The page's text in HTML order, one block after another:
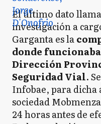
El último dato
investigación a
Garganta es la
donde
Dirección
Seguridad Vial.
Infobae, para dicha
sociedad
24 horas antes de